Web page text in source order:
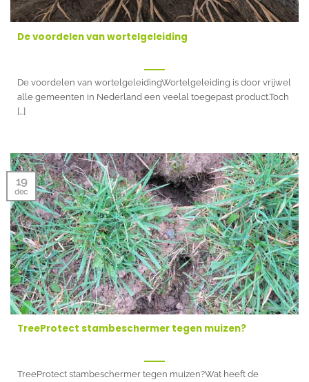
De voordelen van wortelgeleiding
De voordelen van wortelgeleidingWortelgeleiding is door vrijwel
alle gemeenten in Nederland een veelal toegepast product.Toch
[...]
TreeProtect stambeschermer tegen muizen?
TreeProtect stambeschermer tegen muizen?Wat heeft de
19
dec